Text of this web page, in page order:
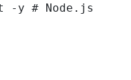
-y # Node.js